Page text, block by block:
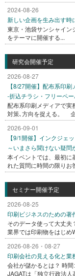
2024-08-26
新しい企画を生み出す時
東京・池袋サンシャイン
をテーマに開催する...
研究会開催予定
2026-08-27
【8/27開催】配布系印
-折込チラシ・フリーペ
配布系印刷メディアで実
対策､方向を捉える。
2026-09-01
【9/1開催】インクジェ
～いまさら聞けない疑問
本イベントでは、最初に
れた質問に時間の限りお
セミナー開催予定
2026-08-25
印刷ビジネスのための著
そのデータ使って大丈
業界では印刷物をはじめ
2026-08-26・08-27
印刷会社の見える化と業
会社が儲かるとは？ 時間
JAGATは「独立行政法人